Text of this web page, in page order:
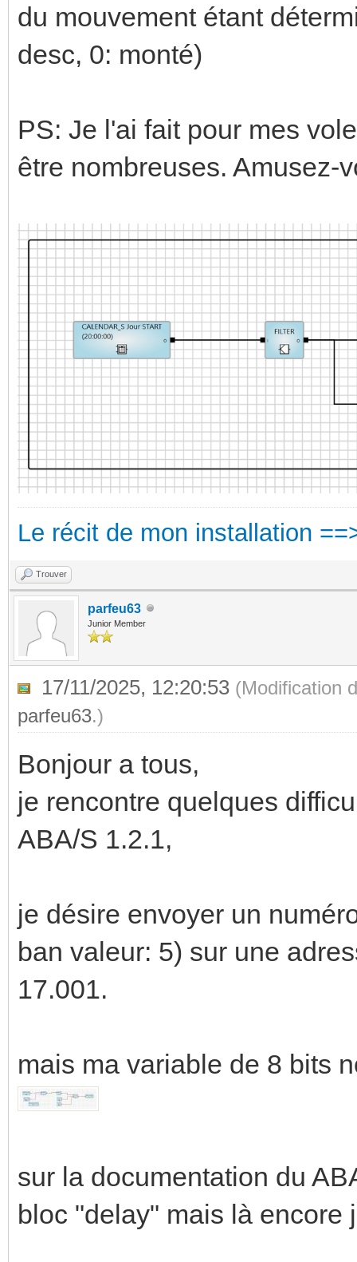
du mouvement étant
desc, 0: monté)
PS: Je l'ai fait pour mes
être nombreuses. Amusez-
Le récit de mon installation
Trouver
parfeu63
Junior Member
17/11/2025, 12:20:53 (Modification
parfeu63.)
Bonjour a tous,
je rencontre quelques
ABA/S 1.2.1,
je désire envoyer un
ban valeur: 5) sur une
17.001.
mais ma variable de 8 bits
sur la documentation du
bloc "delay" mais là